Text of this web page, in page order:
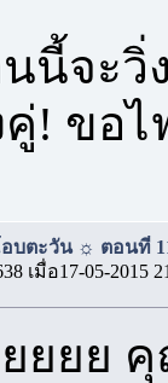
นี้จะวิ่
! ขอไ
บตะวัน ☼ ตอนที่ 11
เมื่อ17-05-2015
ยยย